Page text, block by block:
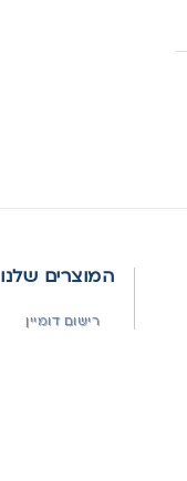
המוצרים שלנו
רישום דומיין